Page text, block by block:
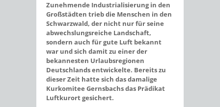
Zunehmende Industrialisierung in den
Großstädten trieb die Menschen in den
Schwarzwald, der nicht nur für seine
abwechslungsreiche Landschaft,
sondern auch für gute Luft bekannt
war und sich damit zu einer der
bekannesten Urlaubsregionen
Deutschlands entwickelte. Bereits zu
dieser Zeit hatte sich das damalige
Kurkomitee Gernsbachs das Prädikat
Luftkurort gesichert.